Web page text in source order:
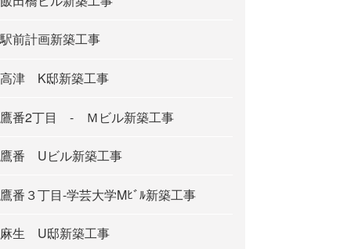
駅前計画新築工事
高津 K邸新築工事
鷹番2丁目 - Ｍビル新築工事
鷹番 Uビル新築工事
鷹番３丁目-学芸大学Mﾋﾞﾙ新築工事
麻生 U邸新築工事